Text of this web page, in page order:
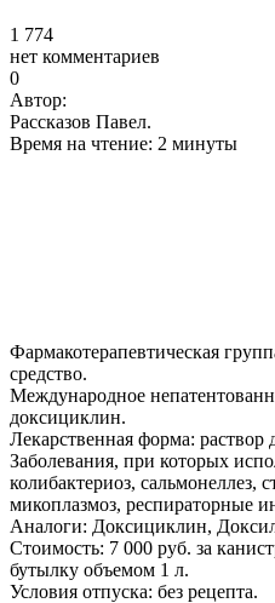
1 774
нет комментариев
0
Автор:
Рассказов Павел.
Время на чтение: 2 минуты
Фармакотерапевтическая
средство.
Международное
доксициклин.
Лекарственная форма: раствор
Заболевания, при которых
колибактериоз, сальмонеллез,
микоплазмоз, респираторные
Аналоги: Доксициклин,
Стоимость: 7 000 руб. за
бутылку объемом 1 л.
Условия отпуска: без рецепта.